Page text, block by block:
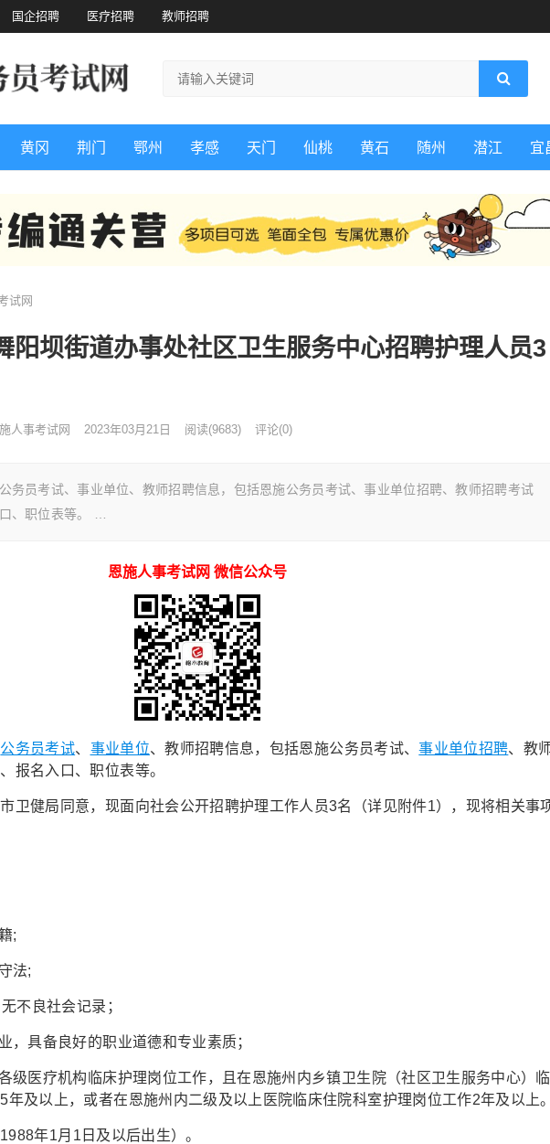
国企招聘 医疗招聘 教师招聘
黄冈 荆门 鄂州 孝感 天门 仙桃 黄石 随州 潜江 宜
试网
阳坝街道办事处社区卫生服务中心招聘护理人员3
人事考试网 2023年03月21日 阅读(9683) 评论(0)
务员考试、事业单位、教师招聘信息，包括恩施公务员考试、事业单位招聘、教师招聘考试
、职位表等。 …
恩施人事考试网 微信公众号
公务员考试、 事业单位、教师招聘信息，包括恩施公务员考试、事业单位招聘、教
报名入口、职位表等。
卫健局同意，现面向社会公开招聘护理工作人员3名（详见附件1），现将相关事
;
法;
不良社会记录；
，具备良好的职业道德和专业素质；
级医疗机构临床护理岗位工作，且在恩施州内乡镇卫生院（社区卫生服务中心）临
年及以上，或者在恩施州内二级及以上医院临床住院科室护理岗位工作2年及以上
年1月1日及以后出生）。